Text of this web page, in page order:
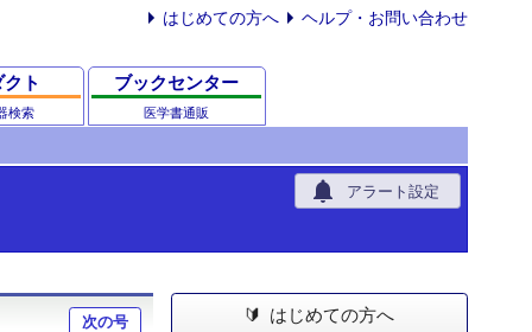
はじめての方へ ヘルプ・お問い合わせ
ト
検索
ブックセンター
医学書通販
notifications アラート設定
次の号 はじめての方へ